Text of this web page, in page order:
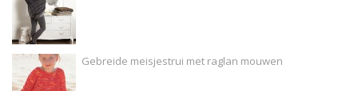
Gebreide meisjestrui met raglan mouwen